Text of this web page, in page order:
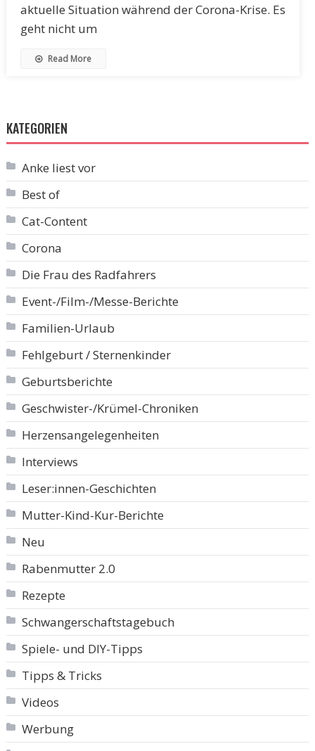
aktuelle Situation während der Corona-Krise. Es
geht nicht um
Read More
KATEGORIEN
Anke liest vor
Best of
Cat-Content
Corona
Die Frau des Radfahrers
Event-/Film-/Messe-Berichte
Familien-Urlaub
Fehlgeburt / Sternenkinder
Geburtsberichte
Geschwister-/Krümel-Chroniken
Herzensangelegenheiten
Interviews
Leser:innen-Geschichten
Mutter-Kind-Kur-Berichte
Neu
Rabenmutter 2.0
Rezepte
Schwangerschaftstagebuch
Spiele- und DIY-Tipps
Tipps & Tricks
Videos
Werbung